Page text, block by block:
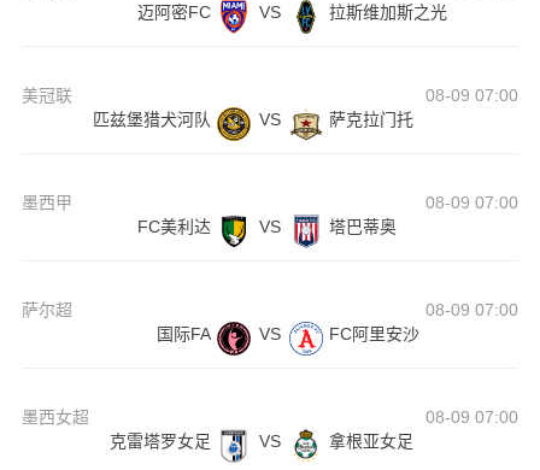
迈阿密FC
VS 拉斯维加斯之光
美冠联
08-09 07:00
匹兹堡猎犬河队
VS 萨克拉门托
墨西甲
08-09 07:00
FC美利达
VS 塔巴蒂奥
萨尔超
08-09 07:00
国际FA
VS FC阿里安沙
墨西女超
08-09 07:00
克雷塔罗女足
VS 拿根亚女足